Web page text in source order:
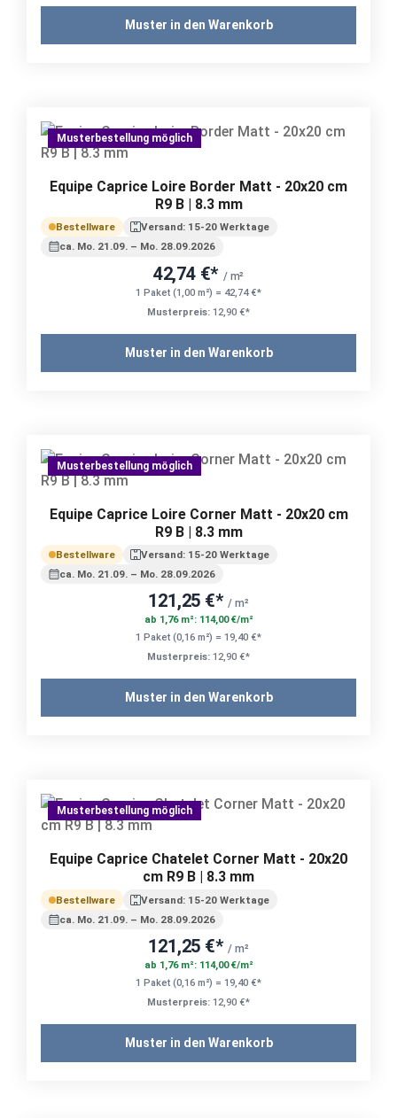
Muster in den Warenkorb
Musterbestellung möglich
Equipe Caprice Loire Border Matt - 20x20 cm
R9 B | 8.3 mm
Bestellware
Versand: 15-20 Werktage
ca. Mo. 21.09. – Mo. 28.09.2026
42,74 €* / m²
1 Paket (1,00 m²) = 42,74 €*
Musterpreis: 12,90 €*
Muster in den Warenkorb
Musterbestellung möglich
Equipe Caprice Loire Corner Matt - 20x20 cm
R9 B | 8.3 mm
Bestellware
Versand: 15-20 Werktage
ca. Mo. 21.09. – Mo. 28.09.2026
121,25 €* / m²
ab 1,76 m²: 114,00 €/m²
1 Paket (0,16 m²) = 19,40 €*
Musterpreis: 12,90 €*
Muster in den Warenkorb
Musterbestellung möglich
Equipe Caprice Chatelet Corner Matt - 20x20
cm R9 B | 8.3 mm
Bestellware
Versand: 15-20 Werktage
ca. Mo. 21.09. – Mo. 28.09.2026
121,25 €* / m²
ab 1,76 m²: 114,00 €/m²
1 Paket (0,16 m²) = 19,40 €*
Musterpreis: 12,90 €*
Muster in den Warenkorb